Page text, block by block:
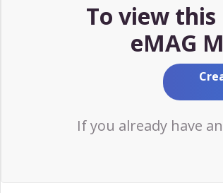
To view
eMAG
If you already have